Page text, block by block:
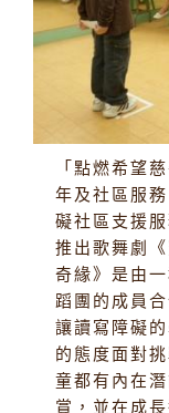
「點燃希望
年及社區服
礙社區支援
推出歌舞劇
奇緣》是由
蹈團的成員
讓讀寫障礙
的態度面對
童都有內在
賞，並在成